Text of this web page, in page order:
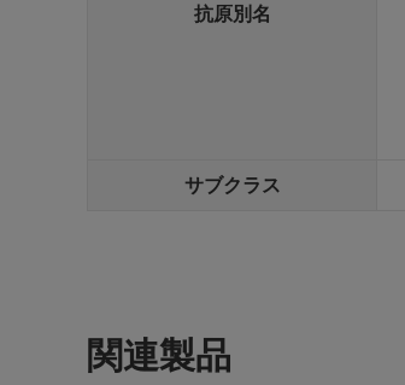
抗原別名
サブクラス
関連製品